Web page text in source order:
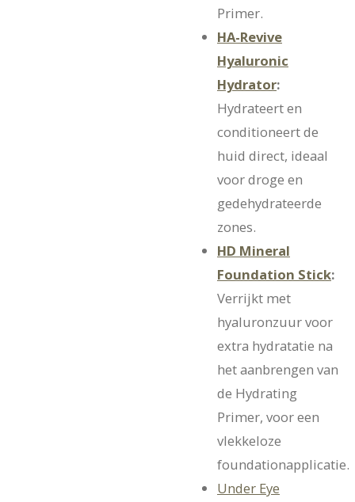
Primer.
HA-Revive
Hyaluronic
Hydrator:
Hydrateert en
conditioneert de
huid direct, ideaal
voor droge en
gedehydrateerde
zones.
HD Mineral
Foundation Stick:
Verrijkt met
hyaluronzuur voor
extra hydratatie na
het aanbrengen van
de Hydrating
Primer, voor een
vlekkeloze
foundationapplicatie.
Under Eye